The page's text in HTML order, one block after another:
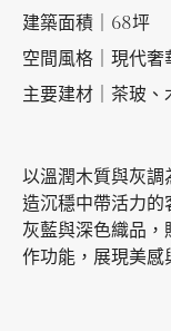
建築面積｜68坪
空間風格｜現代奢
主要建材｜茶玻
以溫潤木質與灰調
造沉穩中帶活力的
灰藍與深色織品
作功能，展現美感